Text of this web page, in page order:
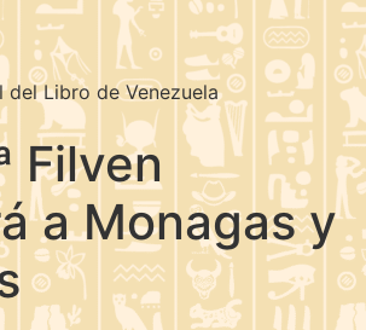
del Libro de Venezuela
Filven
a Monagas y